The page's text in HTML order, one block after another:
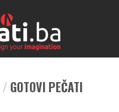
/ GOTOVI PEČATI